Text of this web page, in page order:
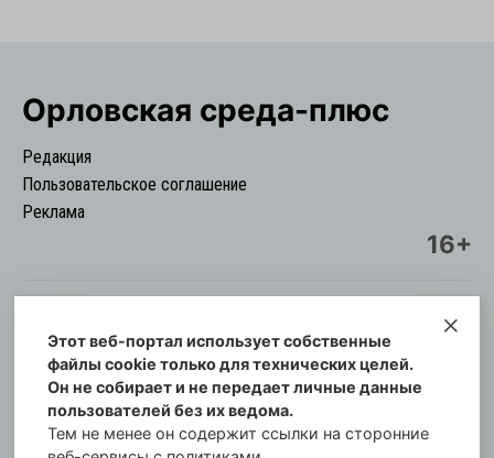
Орловская cреда-плюс
Редакция
Пользовательское соглашение
Реклама
16+
© Информационный городской портал
Орловская cреда-плюс, 2021-2026
Свидетельство о регистрации СМИ: ПИ №57-
00254 от 29 октября 2013 г.
Газета зарегистрирована Управлением
Этот веб-портал использует собственные
файлы cookie только для технических целей.
Он не собирает и не передает личные данные
пользователей без их ведома.
Тем не менее он содержит ссылки на сторонние